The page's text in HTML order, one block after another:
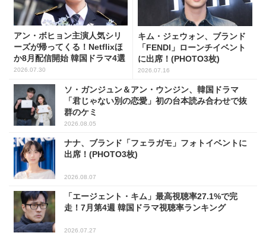
アン・ボヒョン主演人気シリ
ーズが帰ってくる！Netflixほ
か8月配信開始 韓国ドラマ4選
2026.07.30
キム・ジェウォン、ブランド
「FENDI」ローンチイベント
に出席！(PHOTO3枚)
2026.07.16
ソ・ガンジュン＆アン・ウンジン、韓国ドラマ
「君じゃない別の恋愛」初の台本読み合わせで抜
群のケミ
2026.08.05
ナナ、ブランド「フェラガモ」フォトイベントに
出席！(PHOTO3枚)
2026.08.07
「エージェント・キム」最高視聴率27.1%で完
走！7月第4週 韓国ドラマ視聴率ランキング
2026.07.27